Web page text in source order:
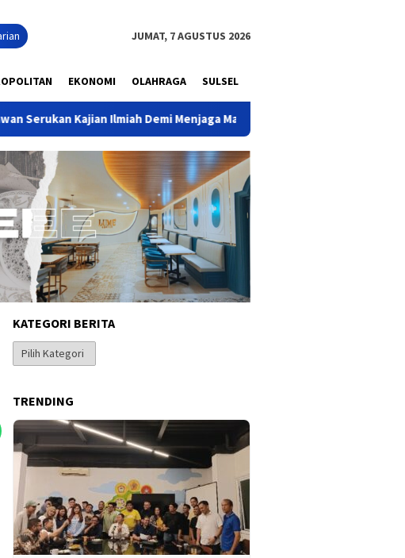
JUMAT, 7 AGUSTUS 2026
EKONOMI OLAHRAGA SULSEL
Ilmiah Demi Menjaga Marwah Sejarah Nusantara
KATEGORI BERITA
Kategori
Berita
TRENDING